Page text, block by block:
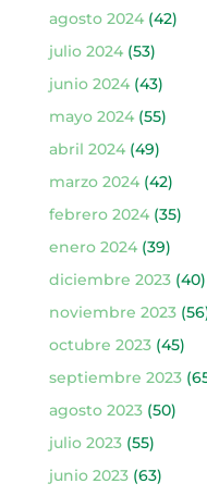
agosto 2024(42)
julio 2024(53)
junio 2024(43)
mayo 2024(55)
abril 2024(49)
marzo 2024(42)
febrero 2024(35)
enero 2024(39)
diciembre 2023(40)
noviembre 2023
octubre 2023(45)
septiembre 2023
agosto 2023(50)
julio 2023(55)
junio 2023(63)